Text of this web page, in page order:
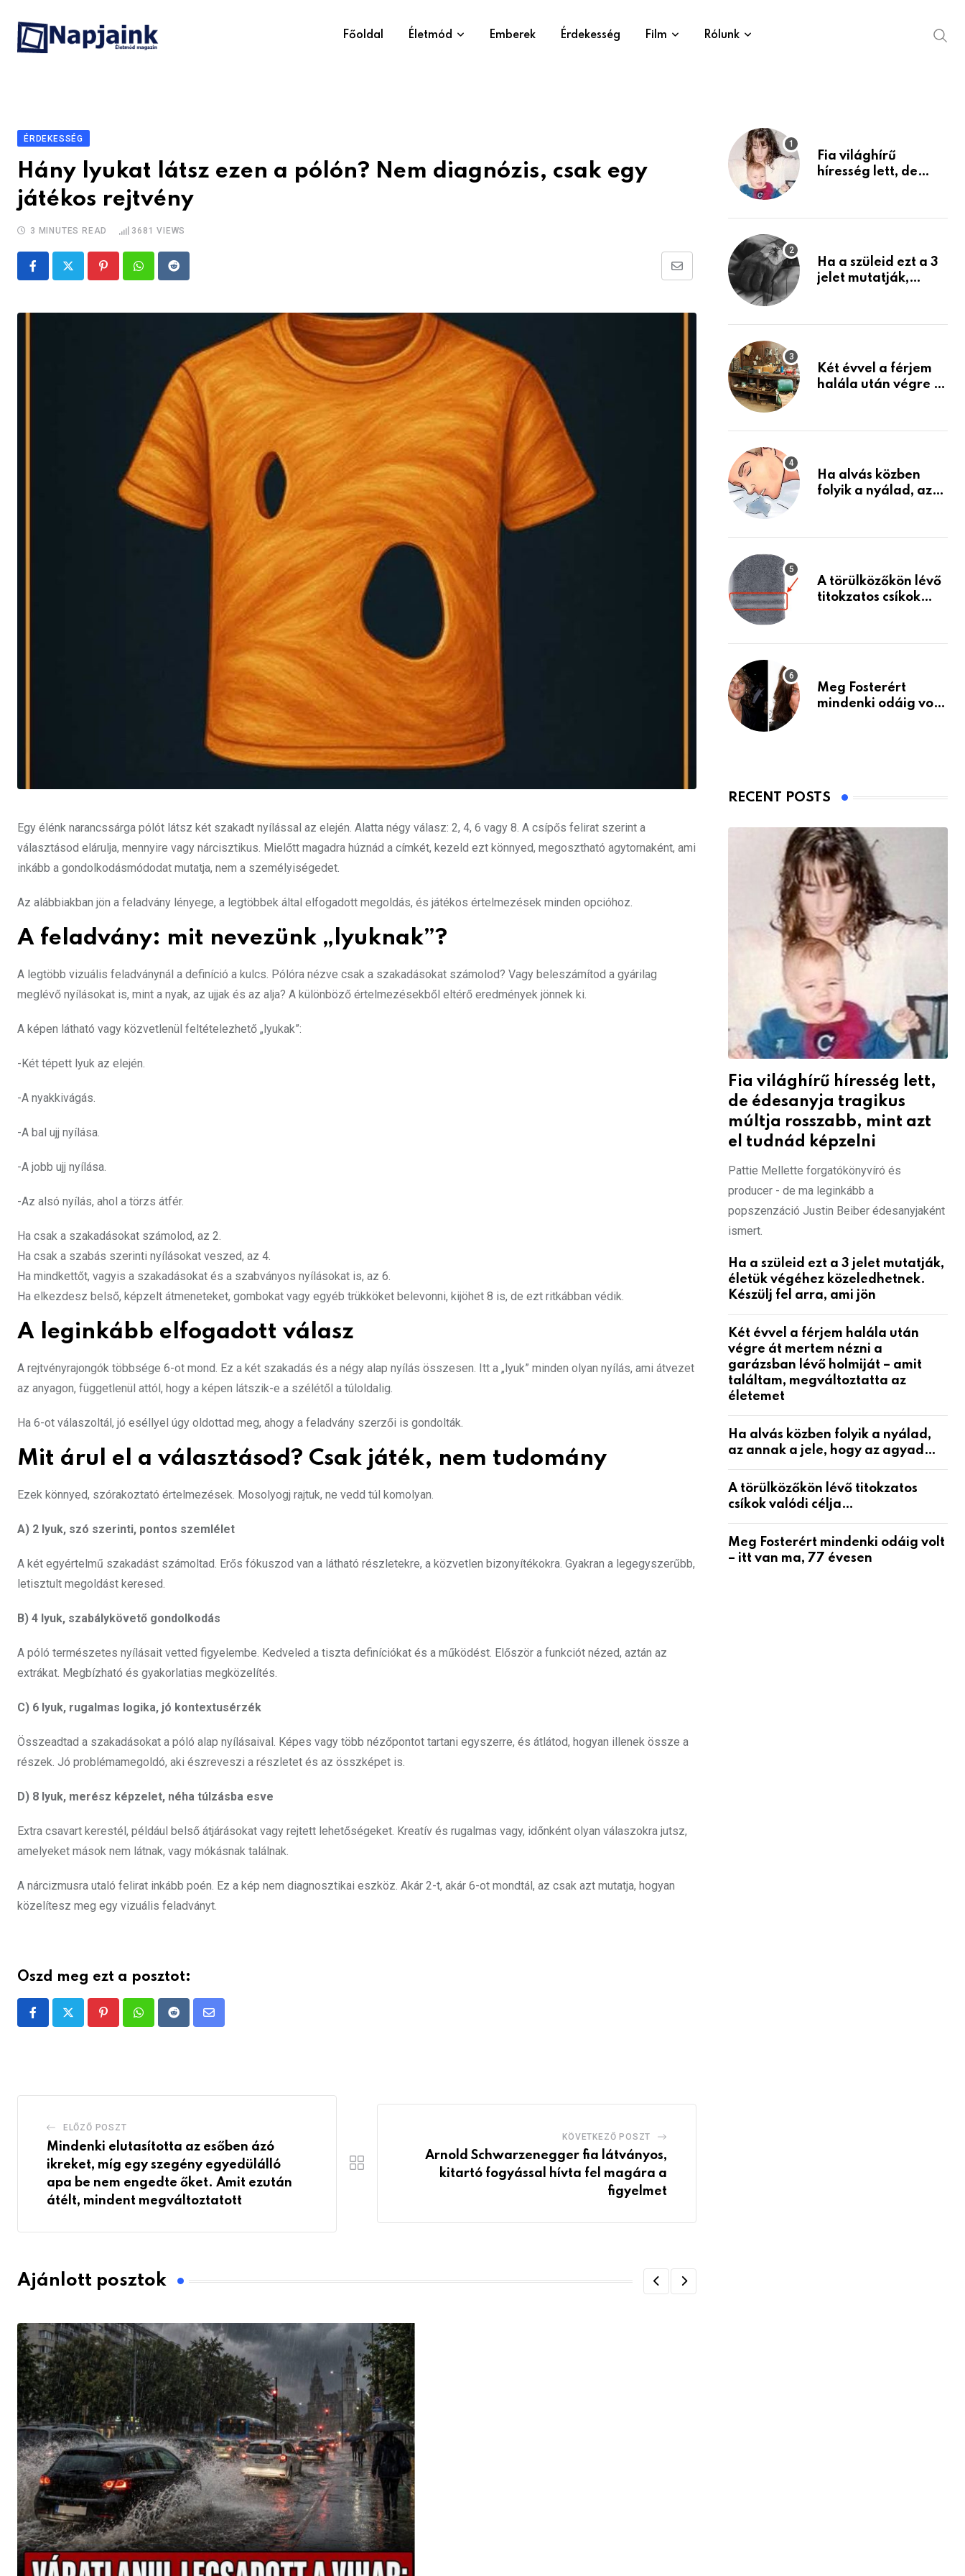
content
Főoldal Életmód Emberek Érdekesség Film Rólunk
ÉRDEKESSÉG
Hány lyukat látsz ezen a pólón? Nem diagnózis, csak egy
játékos rejtvény
3 MINUTES READ 3681 VIEWS
PinterestWhatsappReddit
Share
Email
Egy élénk narancssárga pólót látsz két szakadt nyílással az elején. Alatta négy válasz: 2, 4, 6 vagy 8. A csípős felirat szerint a
választásod elárulja, mennyire vagy nárcisztikus. Mielőtt magadra húznád a címkét, kezeld ezt könnyed, megosztható agytornaként, ami
inkább a gondolkodásmódodat mutatja, nem a személyiségedet.
Az alábbiakban jön a feladvány lényege, a legtöbbek által elfogadott megoldás, és játékos értelmezések minden opcióhoz.
A feladvány: mit nevezünk „lyuknak”?
A legtöbb vizuális feladványnál a definíció a kulcs. Pólóra nézve csak a szakadásokat számolod? Vagy beleszámítod a gyárilag
meglévő nyílásokat is, mint a nyak, az ujjak és az alja? A különböző értelmezésekből eltérő eredmények jönnek ki.
A képen látható vagy közvetlenül feltételezhető „lyukak”:
-Két tépett lyuk az elején.
-A nyakkivágás.
-A bal ujj nyílása.
-A jobb ujj nyílása.
-Az alsó nyílás, ahol a törzs átfér.
Ha csak a szakadásokat számolod, az 2.
Ha csak a szabás szerinti nyílásokat veszed, az 4.
Ha mindkettőt, vagyis a szakadásokat és a szabványos nyílásokat is, az 6.
Ha elkezdesz belső, képzelt átmeneteket, gombokat vagy egyéb trükköket belevonni, kijöhet 8 is, de ezt ritkábban védik.
A leginkább elfogadott válasz
A rejtvényrajongók többsége 6-ot mond. Ez a két szakadás és a négy alap nyílás összesen. Itt a „lyuk” minden olyan nyílás, ami átvezet
az anyagon, függetlenül attól, hogy a képen látszik-e a szélétől a túloldalig.
Ha 6-ot válaszoltál, jó eséllyel úgy oldottad meg, ahogy a feladvány szerzői is gondolták.
Mit árul el a választásod? Csak játék, nem tudomány
Ezek könnyed, szórakoztató értelmezések. Mosolyogj rajtuk, ne vedd túl komolyan.
A) 2 lyuk, szó szerinti, pontos szemlélet
A két egyértelmű szakadást számoltad. Erős fókuszod van a látható részletekre, a közvetlen bizonyítékokra. Gyakran a legegyszerűbb,
letisztult megoldást keresed.
B) 4 lyuk, szabálykövető gondolkodás
A póló természetes nyílásait vetted figyelembe. Kedveled a tiszta definíciókat és a működést. Először a funkciót nézed, aztán az
extrákat. Megbízható és gyakorlatias megközelítés.
C) 6 lyuk, rugalmas logika, jó kontextusérzék
Összeadtad a szakadásokat a póló alap nyílásaival. Képes vagy több nézőpontot tartani egyszerre, és átlátod, hogyan illenek össze a
részek. Jó problémamegoldó, aki észreveszi a részletet és az összképet is.
D) 8 lyuk, merész képzelet, néha túlzásba esve
Extra csavart kerestél, például belső átjárásokat vagy rejtett lehetőségeket. Kreatív és rugalmas vagy, időnként olyan válaszokra jutsz,
amelyeket mások nem látnak, vagy mókásnak találnak.
A nárcizmusra utaló felirat inkább poén. Ez a kép nem diagnosztikai eszköz. Akár 2-t, akár 6-ot mondtál, az csak azt mutatja, hogyan
közelítesz meg egy vizuális feladványt.
Oszd meg ezt a posztot:
PinterestWhatsappRedditShare
ELŐZŐ POSZT
Mindenki elutasította az esőben ázó
ikreket, míg egy szegény egyedülálló
apa be nem engedte őket. Amit ezután
átélt, mindent megváltoztatott
KÖVETKEZŐ POSZT
Arnold Schwarzenegger fia látványos,
kitartó fogyással hívta fel magára a
figyelmet
Ajánlott posztok
Fia világhírű
híresség lett, de
mint azt el tudnád
Ha a szüleid ezt a 3
jelet mutatják,
Készülj fel arra, ami
Két évvel a férjem
halála után végre át
holmiját – amit
életemet
Ha alvás közben
folyik a nyálad, az
A törülközőkön lévő
titokzatos csíkok
Meg Fosterért
mindenki odáig volt
RECENT POSTS
Fia világhírű híresség lett,
de édesanyja tragikus
múltja rosszabb, mint azt
el tudnád képzelni
Pattie Mellette forgatókönyvíró és
producer - de ma leginkább a
popszenzáció Justin Beiber édesanyjaként
ismert.
Ha a szüleid ezt a 3 jelet mutatják,
életük végéhez közeledhetnek.
Készülj fel arra, ami jön
Két évvel a férjem halála után
végre át mertem nézni a
garázsban lévő holmiját – amit
találtam, megváltoztatta az
életemet
Ha alvás közben folyik a nyálad,
az annak a jele, hogy az agyad…
A törülközőkön lévő titokzatos
csíkok valódi célja…
Meg Fosterért mindenki odáig volt
– itt van ma, 77 évesen